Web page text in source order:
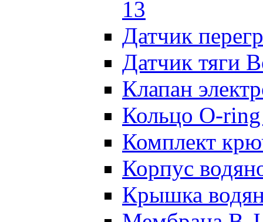
13
Датчик
Датчик тяги
Клапан
Кольцо O-
Комплект
Корпус
Крышка